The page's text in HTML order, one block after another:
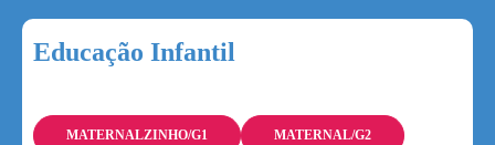
Educação Infantil
MATERNALZINHO/G1 MATERNAL/G2